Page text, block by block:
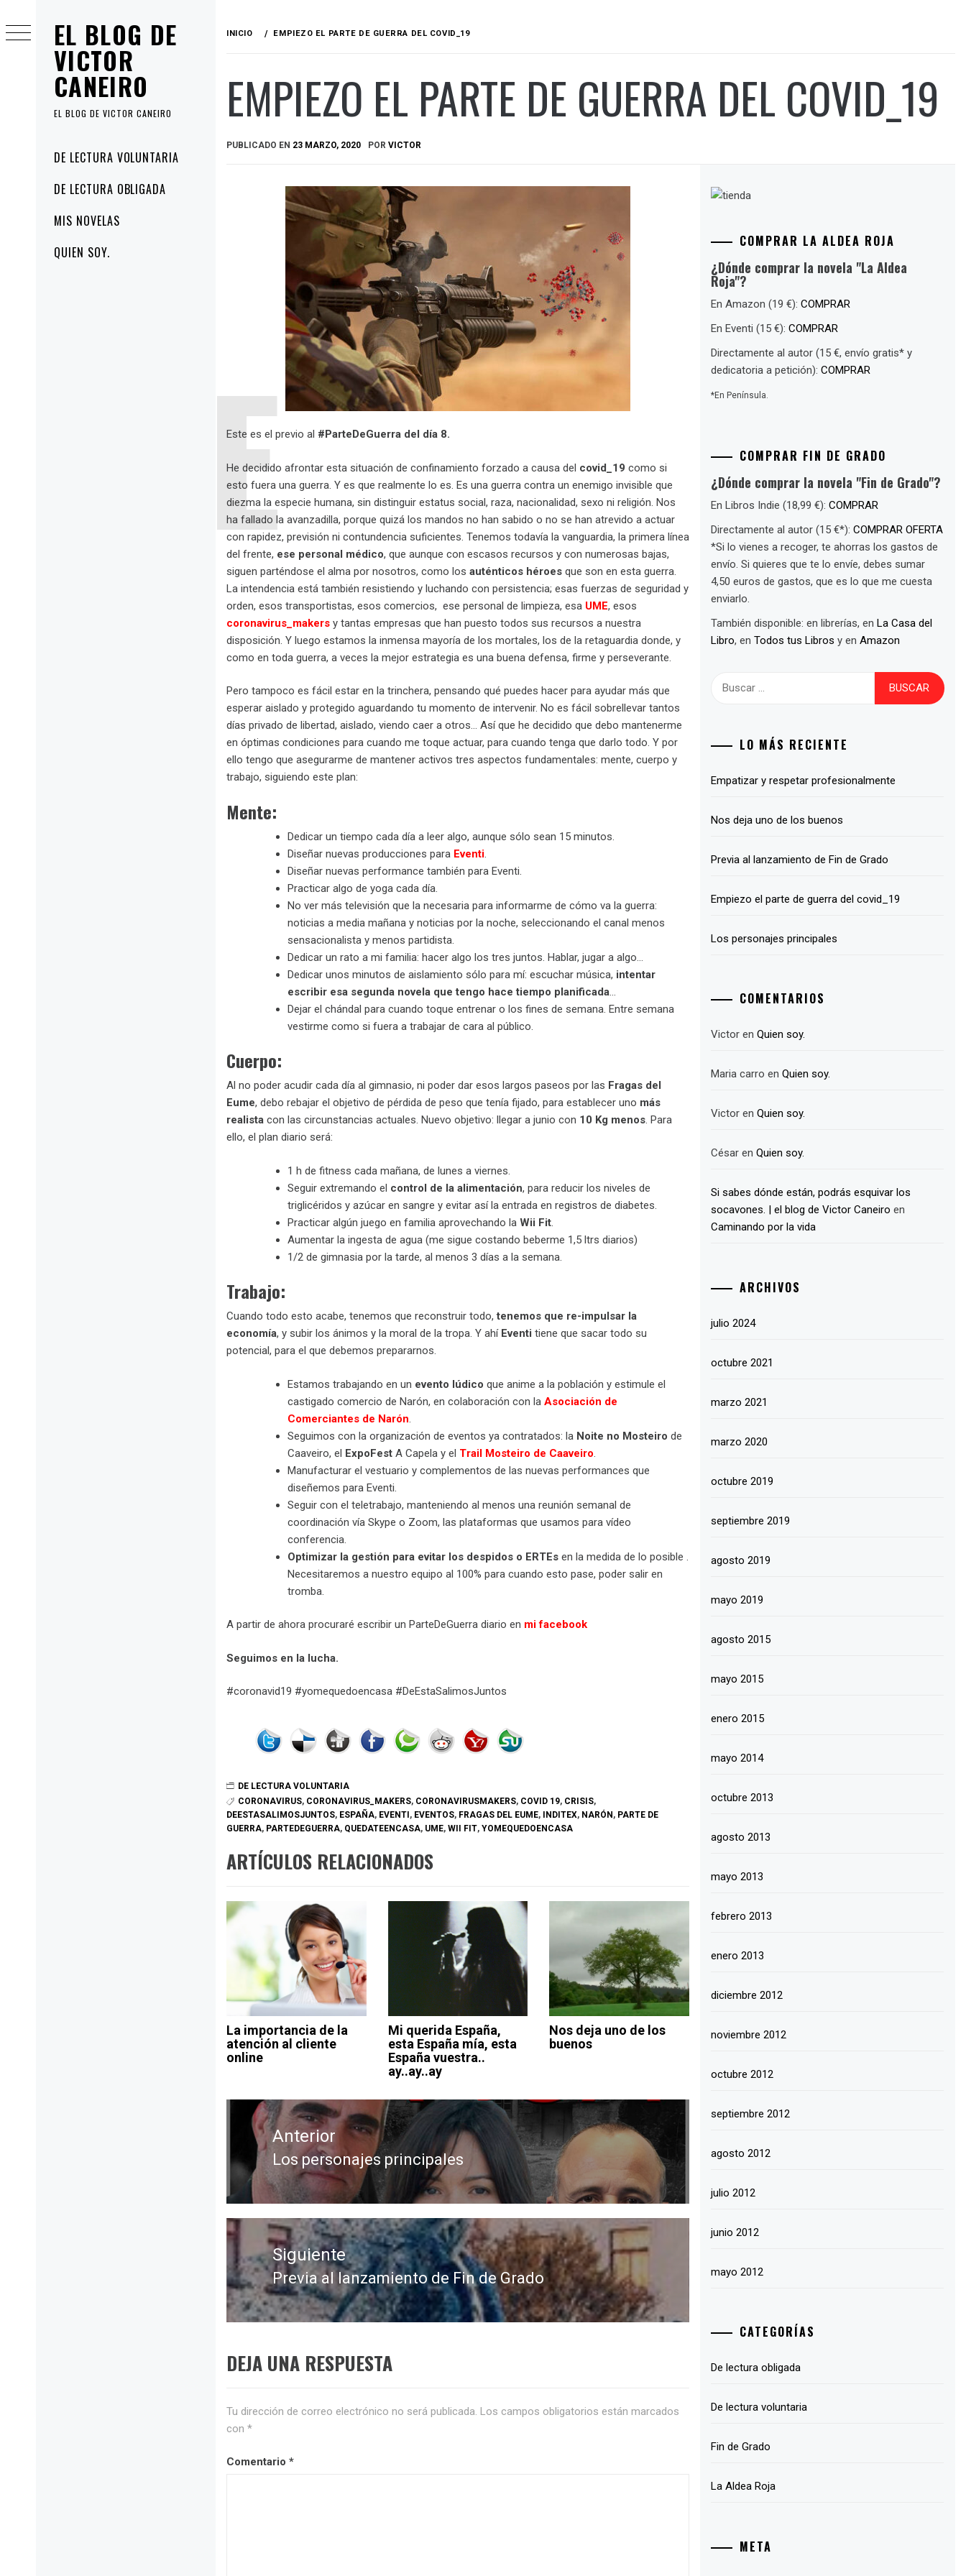
EL BLOG DE
VICTOR
CANEIRO
EL BLOG DE VICTOR CANEIRO
principal
DE LECTURA VOLUNTARIA
DE LECTURA OBLIGADA
MIS NOVELAS
QUIEN SOY.
al
contenido
INICIO EMPIEZO EL PARTE DE GUERRA DEL COVID_19
EMPIEZO EL PARTE DE GUERRA DEL COVID_19
PUBLICADO EN 23 MARZO, 2020 POR VICTOR
Este es el previo al #ParteDeGuerra del día 8.
He decidido afrontar esta situación de confinamiento forzado a causa del covid_19 como si
esto fuera una guerra. Y es que realmente lo es. Es una guerra contra un enemigo invisible que
diezma la especie humana, sin distinguir estatus social, raza, nacionalidad, sexo ni religión. Nos
ha fallado la avanzadilla, porque quizá los mandos no han sabido o no se han atrevido a actuar
con rapidez, previsión ni contundencia suficientes. Tenemos todavía la vanguardia, la primera línea
del frente, ese personal médico, que aunque con escasos recursos y con numerosas bajas,
siguen parténdose el alma por nosotros, como los auténticos héroes que son en esta guerra.
La intendencia está también resistiendo y luchando con persistencia; esas fuerzas de seguridad y
orden, esos transportistas, esos comercios, ese personal de limpieza, esa UME, esos
coronavirus_makers y tantas empresas que han puesto todos sus recursos a nuestra
disposición. Y luego estamos la inmensa mayoría de los mortales, los de la retaguardia donde, y
como en toda guerra, a veces la mejor estrategia es una buena defensa, firme y perseverante.
Pero tampoco es fácil estar en la trinchera, pensando qué puedes hacer para ayudar más que
esperar aislado y protegido aguardando tu momento de intervenir. No es fácil sobrellevar tantos
días privado de libertad, aislado, viendo caer a otros… Así que he decidido que debo mantenerme
en óptimas condiciones para cuando me toque actuar, para cuando tenga que darlo todo. Y por
ello tengo que asegurarme de mantener activos tres aspectos fundamentales: mente, cuerpo y
trabajo, siguiendo este plan:
Mente:
Dedicar un tiempo cada día a leer algo, aunque sólo sean 15 minutos.
Diseñar nuevas producciones para Eventi
Diseñar nuevas performance también para Eventi.
Practicar algo de yoga cada día.
No ver más televisión que la necesaria para informarme de cómo va la guerra:
noticias a media mañana y noticias por la noche, seleccionando el canal menos
sensacionalista y menos partidista.
Dedicar un rato a mi familia: hacer algo los tres juntos. Hablar, jugar a algo…
Dedicar unos minutos de aislamiento sólo para mí: escuchar música, intentar
escribir esa segunda novela que tengo hace tiempo planificada
Dejar el chándal para cuando toque entrenar o los fines de semana. Entre semana
vestirme como si fuera a trabajar de cara al público.
Cuerpo:
Al no poder acudir cada día al gimnasio, ni poder dar esos largos paseos por las Fragas del
Eume, debo rebajar el objetivo de pérdida de peso que tenía fijado, para establecer uno más
realista con las circunstancias actuales. Nuevo objetivo: llegar a junio con 10 Kg menos. Para
ello, el plan diario será:
1 h de fitness cada mañana, de lunes a viernes.
Seguir extremando el control de la alimentación, para reducir los niveles de
triglicéridos y azúcar en sangre y evitar así la entrada en registros de diabetes.
Practicar algún juego en familia aprovechando la Wii Fit
Aumentar la ingesta de agua (me sigue costando beberme 1,5 ltrs diarios)
1/2 de gimnasia por la tarde, al menos 3 días a la semana.
Trabajo:
Cuando todo esto acabe, tenemos que reconstruir todo,tenemos que re-impulsar la
economía, y subir los ánimos y la moral de la tropa. Y ahí Eventi tiene que sacar todo su
potencial, para el que debemos prepararnos.
Estamos trabajando en un evento lúdico que anime a la población y estimule el
castigado comercio de Narón, en colaboración con la Asociación de
Comerciantes de Narón
Seguimos con la organización de eventos ya contratados: la Noite no Mosteiro de
Caaveiro, el ExpoFest A Capela y el Trail Mosteiro de Caaveiro
Manufacturar el vestuario y complementos de las nuevas performances que
diseñemos para Eventi.
Seguir con el teletrabajo, manteniendo al menos una reunión semanal de
coordinación vía Skype o Zoom, las plataformas que usamos para vídeo
conferencia.
Optimizar la gestión para evitar los despidos o ERTEs en la medida de lo posible .
Necesitaremos a nuestro equipo al 100% para cuando esto pase, poder salir en
tromba.
A partir de ahora procuraré escribir un ParteDeGuerra diario en mi facebook
Seguimos en la lucha.
#coronavid19 #yomequedoencasa #DeEstaSalimosJuntos
DE LECTURA VOLUNTARIA
CORONAVIRUS, CORONAVIRUS_MAKERS, CORONAVIRUSMAKERS, COVID 19, CRISIS,
DEESTASALIMOSJUNTOS, ESPAÑA, EVENTI, EVENTOS, FRAGAS DEL EUME, INDITEX, NARÓN, PARTE DE
GUERRA, PARTEDEGUERRA, QUEDATEENCASA, UME, WII FIT, YOMEQUEDOENCASA
ARTÍCULOS RELACIONADOS
La importancia de la
atención al cliente
online
Mi querida España,
esta España mía, esta
España vuestra..
ay..ay..ay
Nos deja uno de los
buenos
Navegación
entradasAnterior
Entrada
anterior:
Los personajes principales
Siguiente
Entrada
siguiente:
Previa al lanzamiento de Fin de Grado
DEJA UNA RESPUESTA
Tu dirección de correo electrónico no será publicada. Los campos obligatorios están marcados
con *
Comentario *
COMPRAR LA ALDEA ROJA
¿Dónde comprar la novela "La Aldea
Roja"?
En Amazon (19 €):COMPRAR
En Eventi (15 €):COMPRAR
Directamente al autor (15 €, envío gratis* y
dedicatoria a petición):COMPRAR
*En Península.
COMPRAR FIN DE GRADO
¿Dónde comprar la novela "Fin de Grado"?
En Libros Indie (18,99 €):COMPRAR
Directamente al autor (15 €*):COMPRAR OFERTA
*Si lo vienes a recoger, te ahorras los gastos de
envío. Si quieres que te lo envíe, debes sumar
4,50 euros de gastos, que es lo que me cuesta
enviarlo.
También disponible: en librerías, enLa Casa del
Libro, enTodos tus Libros y enAmazon
LO MÁS RECIENTE
Empatizar y respetar profesionalmente
Nos deja uno de los buenos
Previa al lanzamiento de Fin de Grado
Empiezo el parte de guerra del covid_19
Los personajes principales
COMENTARIOS
Victor enQuien soy.
Maria carro enQuien soy.
Victor enQuien soy.
César enQuien soy.
Si sabes dónde están, podrás esquivar los
socavones. | el blog de Victor Caneiro en
Caminando por la vida
ARCHIVOS
julio 2024
octubre 2021
marzo 2021
marzo 2020
octubre 2019
septiembre 2019
agosto 2019
mayo 2019
agosto 2015
mayo 2015
enero 2015
mayo 2014
octubre 2013
agosto 2013
mayo 2013
febrero 2013
enero 2013
diciembre 2012
noviembre 2012
octubre 2012
septiembre 2012
agosto 2012
julio 2012
junio 2012
mayo 2012
CATEGORÍAS
De lectura obligada
De lectura voluntaria
Fin de Grado
La Aldea Roja
META